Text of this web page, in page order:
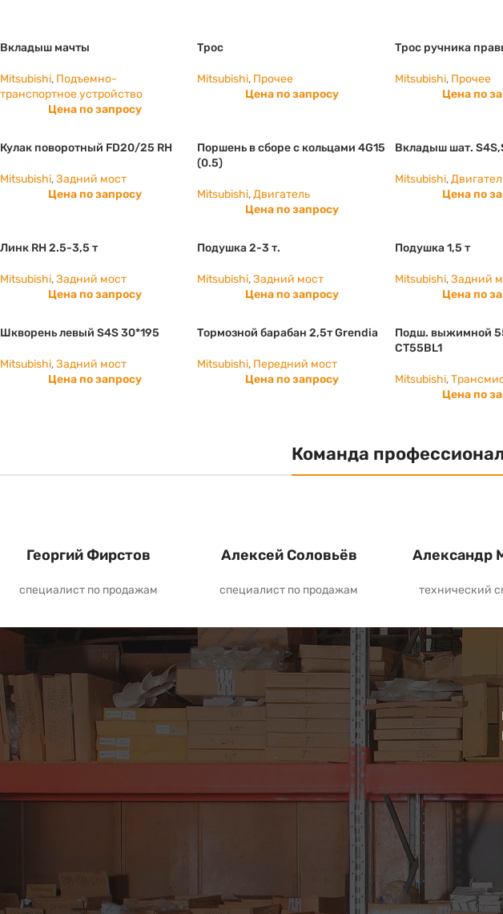
Вкладыш мачты
Mitsubishi, Подъемно-
транспортное устройство
Цена по запросу
Трос
Mitsubishi, Прочее
Цена по запросу
Трос ручника
Mitsubishi, Прочее
Цена по
Кулак поворотный FD20/25 RH
Mitsubishi,Задний мост
Цена по запросу
Поршень в сборе с кольцами 4G15
(0.5)
Mitsubishi,Двигатель
Цена по запросу
Вкладыш шат.
Mitsubishi,
Цена по
Линк RH 2.5-3,5 т
Mitsubishi,Задний мост
Цена по запросу
Подушка 2-3 т.
Mitsubishi,Задний мост
Цена по запросу
Подушка 1,5 т
Mitsubishi,Задний
Цена по
Шкворень левый S4S 30*195
Mitsubishi,Задний мост
Цена по запросу
Тормозной барабан 2,5т Grendia
Mitsubishi, Передний мост
Цена по запросу
Подш. выжимной
CT55BL1
Mitsubishi,
Цена по
Команда
Георгий Фирстов
специалист по продажам
Алексей Соловьёв
специалист по продажам
Александр
технический